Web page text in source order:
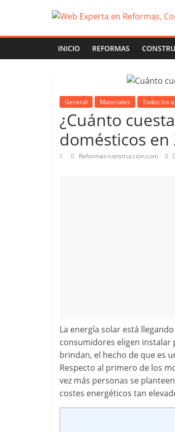
INICIO REFORMAS
General Materiales Todos los
¿Cuánto
domésticos en
Reformas-construccion.com
La energía solar está
consumidores eligen instalar
brindan, el hecho de que es
Respecto al primero de los
vez más personas se
costes energéticos tan